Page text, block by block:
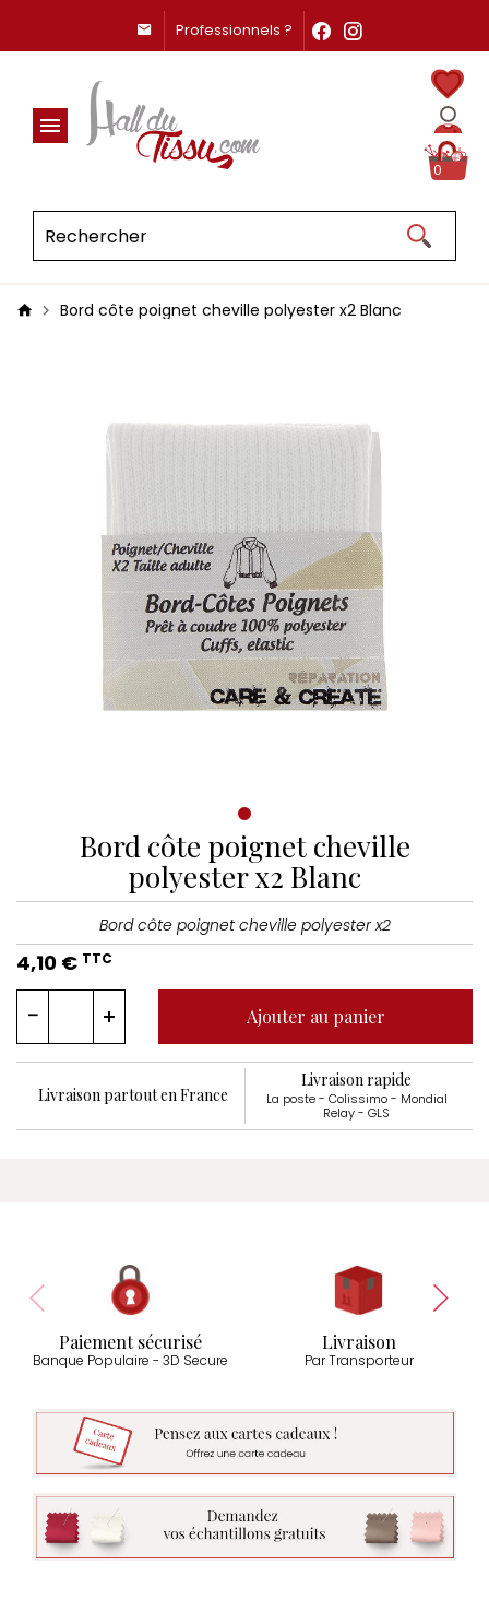
Professionnels ?
0
Bord côte poignet cheville polyester x2 Blanc
Bord côte poignet cheville
polyester x2 Blanc
Bord côte poignet cheville polyester x2
4,10 € TTC
Ajouter au panier
Livraison partout en France
Livraison rapide
La poste - Colissimo - Mondial
Relay - GLS
Paiement sécurisé
Banque Populaire - 3D Secure
Livraison
Par Transporteur